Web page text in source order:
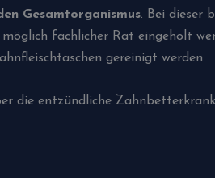
Gesamtorganismus. Bei dieser
fachlicher Rat eingeholt
gereinigt werden.
die entzündliche